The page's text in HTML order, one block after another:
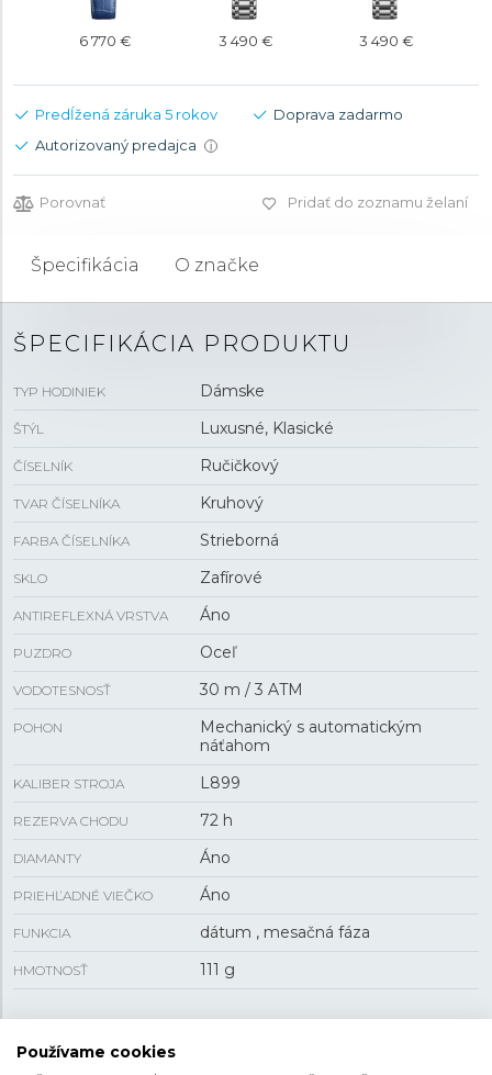
6 770 € 3 490 € 3 490 €
Predĺžená záruka 5 rokov
Doprava zadarmo
Autorizovaný predajca
i
Porovnať Pridať do zoznamu želaní
Špecifikácia O značke
ŠPECIFIKÁCIA PRODUKTU
TYP HODINIEK Dámske
ŠTÝL Luxusné, Klasické
ČÍSELNÍK Ručičkový
TVAR ČÍSELNÍKA Kruhový
FARBA ČÍSELNÍKA Strieborná
SKLO Zafírové
ANTIREFLEXNÁ VRSTVA Áno
PUZDRO Oceľ
VODOTESNOSŤ 30 m / 3 ATM
POHON
Mechanický s automatickým
náťahom
KALIBER STROJA L899
REZERVA CHODU 72 h
DIAMANTY Áno
PRIEHĽADNÉ VIEČKO Áno
FUNKCIA dátum , mesačná fáza
HMOTNOSŤ 111 g
VEĽKOSŤ
Používame cookies